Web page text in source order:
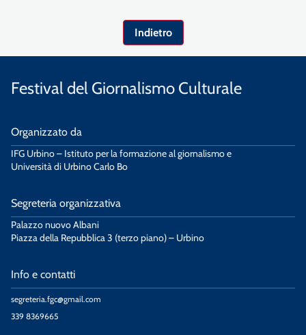
Indietro
Festival del Giornalismo Culturale
Organizzato da
IFG Urbino – Istituto per la formazione al giornalismo e
Università di Urbino Carlo Bo
Segreteria organizzativa
Palazzo nuovo Albani
Piazza della Repubblica 3 (terzo piano) – Urbino
Info e contatti
segreteria.fgc@gmail.com
339 8369665